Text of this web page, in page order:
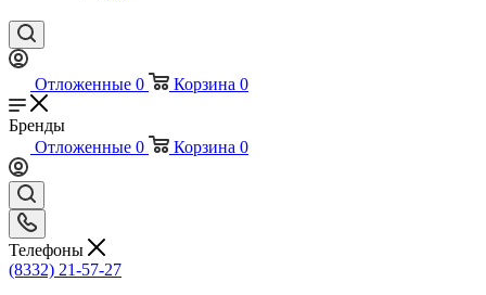
Отложенные 0 Корзина 0
Бренды
Отложенные 0 Корзина 0
Телефоны
(8332) 21-57-27